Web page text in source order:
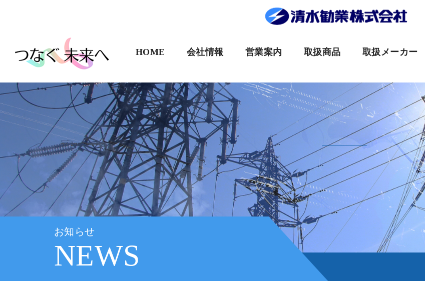
HOME 会社情報 営業案内 取扱商品 取扱メーカー
お知らせ
NEWS